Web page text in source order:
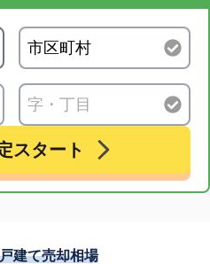
スタート
建て売却相場